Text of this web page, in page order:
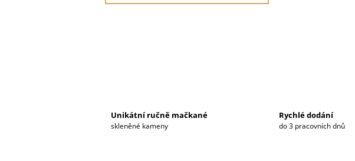
Unikátní ručně mačkané
skleněné kameny
Rychlé dodání
do 3 pracovních dnů